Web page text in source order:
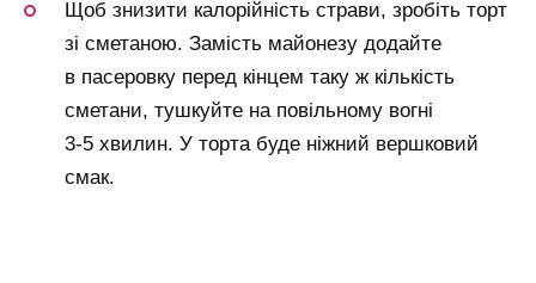
Щоб знизити калорійність страви, зробіть торт
зі сметаною. Замість майонезу додайте
в пасеровку перед кінцем таку ж кількість
сметани, тушкуйте на повільному вогні
3-5 хвилин. У торта буде ніжний вершковий
смак.